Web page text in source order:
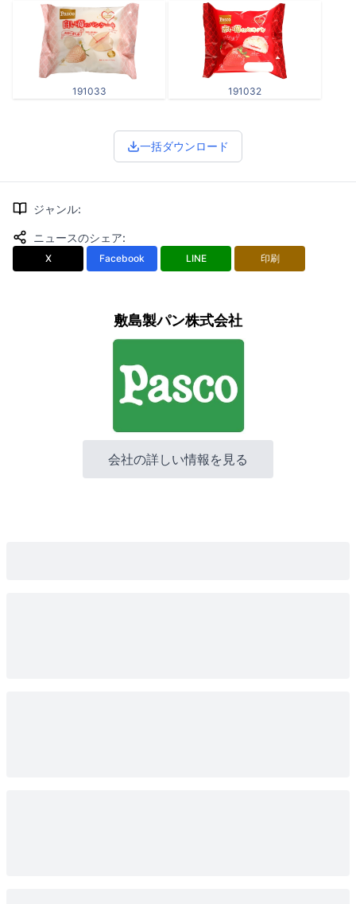
191033 191032
一括ダウンロード
ジャンル:
ニュースのシェア:
X Facebook LINE 印刷
敷島製パン株式会社
会社の詳しい情報を見る